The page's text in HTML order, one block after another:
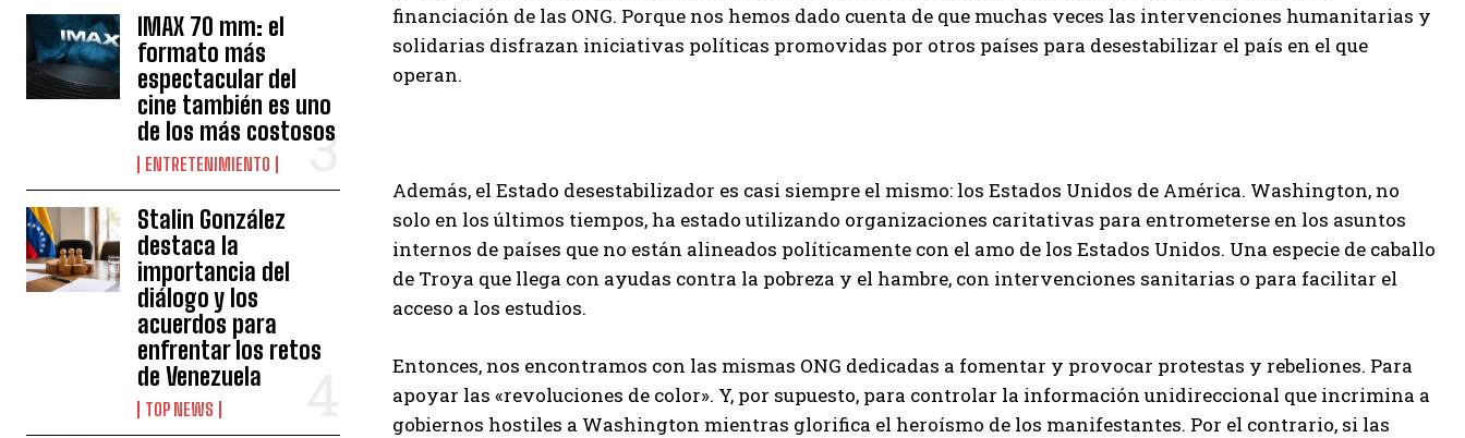
IMAX 70 mm: el
formato más
espectacular del
cine también es uno
de los más costosos
ENTRETENIMIENTO
Stalin González
destaca la
importancia del
diálogo y los
acuerdos para
enfrentar los retos
de Venezuela
TOP NEWS
financiación de las ONG. Porque nos hemos dado cuenta de que muchas veces las intervenciones humanitarias y
solidarias disfrazan iniciativas políticas promovidas por otros países para desestabilizar el país en el que
operan.
Además, el Estado desestabilizador es casi siempre el mismo: los Estados Unidos de América. Washington, no
solo en los últimos tiempos, ha estado utilizando organizaciones caritativas para entrometerse en los asuntos
internos de países que no están alineados políticamente con el amo de los Estados Unidos. Una especie de caballo
de Troya que llega con ayudas contra la pobreza y el hambre, con intervenciones sanitarias o para facilitar el
acceso a los estudios.
Entonces, nos encontramos con las mismas ONG dedicadas a fomentar y provocar protestas y rebeliones. Para
apoyar las «revoluciones de color». Y, por supuesto, para controlar la información unidireccional que incrimina a
gobiernos hostiles a Washington mientras glorifica el heroísmo de los manifestantes. Por el contrario, si las